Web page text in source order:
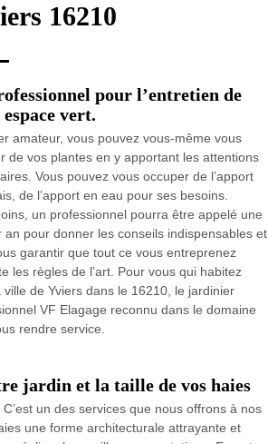
16210
pour l’entretien de
vert.
amateur, vous pouvez vous-même vous
de vos plantes en y apportant les attentions
Vous pouvez vous occuper de l’apport
de l’apport en eau pour ses besoins.
un professionnel pourra être appelé une
an pour donner les conseils indispensables et
garantir que tout ce vous entreprenez
les règles de l’art. Pour vous qui habitez
ville de Yviers dans le 16210, le jardinier
VF Elagage reconnu dans le domaine
rendre service.
jardin et la taille de vos haies
un des services que nous offrons à nos
une forme architecturale attrayante et